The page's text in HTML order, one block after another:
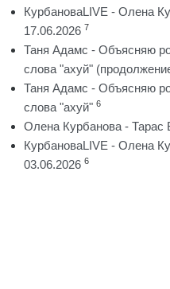
КурбановаLIVE - Олена
17.06.2026 7
Таня Адамс - Объясняю
слова "ахуй"
Таня Адамс - Объясняю
слова "ахуй" 6
Олена Курбанова - Тарас
КурбановаLIVE - Олена
03.06.2026 6